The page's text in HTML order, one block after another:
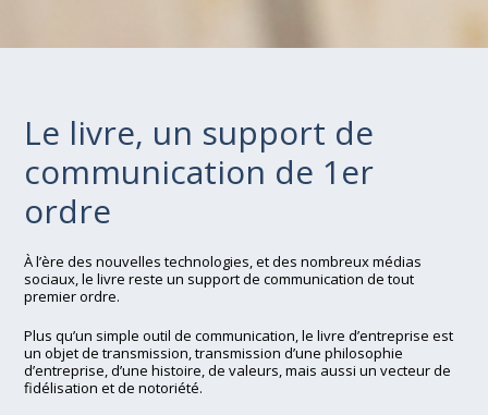
Le livre, un support de
communication de 1er
ordre
À l’ère des nouvelles technologies, et des nombreux médias
sociaux, le livre reste un support de communication de tout
premier ordre.
Plus qu’un simple outil de communication, le livre d’entreprise est
un objet de transmission, transmission d’une philosophie
d’entreprise, d’une histoire, de valeurs, mais aussi un vecteur de
fidélisation et de notoriété.